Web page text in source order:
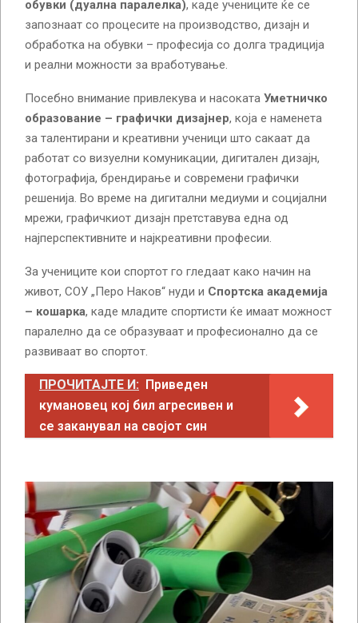
обувки (дуална паралелка), каде учениците ќе се
запознаат со процесите на производство, дизајн и
обработка на обувки – професија со долга традиција
и реални можности за вработување.
Посебно внимание привлекува и насоката Уметничко
образование – графички дизајнер, која е наменета
за талентирани и креативни ученици што сакаат да
работат со визуелни комуникации, дигитален дизајн,
фотографија, брендирање и современи графички
решенија. Во време на дигитални медиуми и социјални
мрежи, графичкиот дизајн претставува една од
најперспективните и најкреативни професии.
За учениците кои спортот го гледаат како начин на
живот, СОУ „Перо Наков“ нуди и Спортска академија
– кошарка, каде младите спортисти ќе имаат можност
паралелно да се образуваат и професионално да се
развиваат во спортот.
ПРОЧИТАЈТЕ И:
Приведен
кумановец кој бил агресивен и
се заканувал на својот син